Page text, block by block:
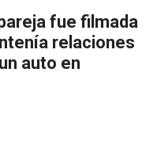
fue filmada
relaciones
auto en